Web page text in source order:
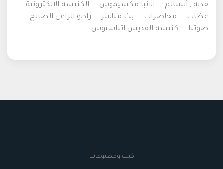
فدية , أنسالم
الانبا مكسيموس
الكنيسة الالكترونية
عظات
محاضرات بث مباشر
راديو الراعي الصالح
صوتنا
كنيسة القديس اثناسيوس
كتب ومطبوعات